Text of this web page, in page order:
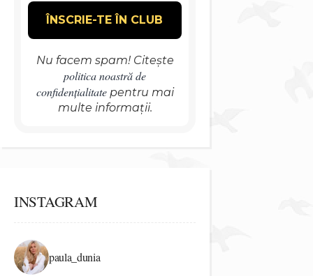
Nu facem spam! Citește
politica noastră de
confidențialitatepentru mai
multe informații.
INSTAGRAM
paula_dunia